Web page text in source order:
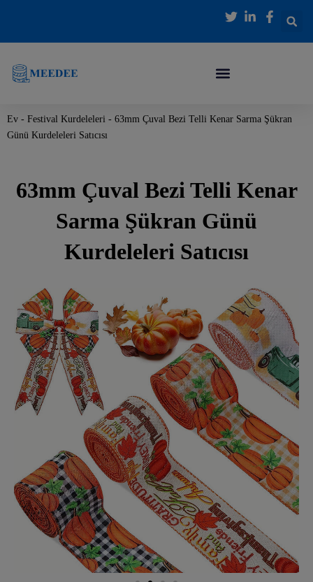
Ev - Festival Kurdeleleri - 63mm Çuval Bezi Telli Kenar Sarma Şükran
Günü Kurdeleleri Satıcısı
63mm Çuval Bezi Telli Kenar
Sarma Şükran Günü
Kurdeleleri Satıcısı